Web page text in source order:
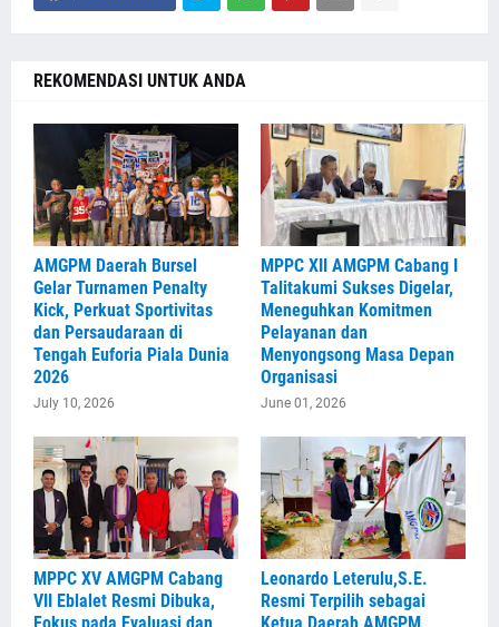
REKOMENDASI UNTUK ANDA
AMGPM Daerah Bursel
Gelar Turnamen Penalty
Kick, Perkuat Sportivitas
dan Persaudaraan di
Tengah Euforia Piala Dunia
2026
July 10, 2026
MPPC XII AMGPM Cabang I
Talitakumi Sukses Digelar,
Meneguhkan Komitmen
Pelayanan dan
Menyongsong Masa Depan
Organisasi
June 01, 2026
MPPC XV AMGPM Cabang
VII Eblalet Resmi Dibuka,
Leonardo Leterulu,S.E.
Resmi Terpilih sebagai